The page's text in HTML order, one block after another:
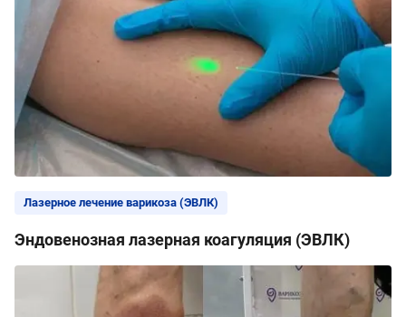
Лазерное лечение варикоза (ЭВЛК)
Эндовенозная лазерная коагуляция (ЭВЛК)